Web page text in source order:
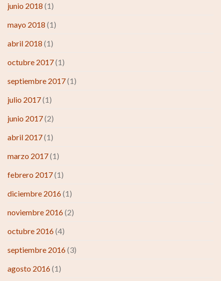
junio 2018 (1)
mayo 2018 (1)
abril 2018 (1)
octubre 2017(1)
septiembre 2017(1)
julio 2017(1)
junio 2017(2)
abril 2017(1)
marzo 2017(1)
febrero 2017(1)
diciembre 2016(1)
noviembre 2016(2)
octubre 2016(4)
septiembre 2016(3)
agosto 2016(1)